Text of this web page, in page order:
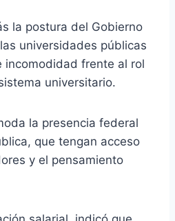
la postura del Gobierno
universidades públicas
incomodidad frente al rol
universitario.
la presencia federal
que tengan acceso
y el pensamiento